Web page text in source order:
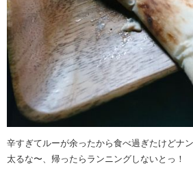
辛すぎてルーが余ったから食べ過ぎたけどナン
太るな〜、帰ったらランニングしないとっ！